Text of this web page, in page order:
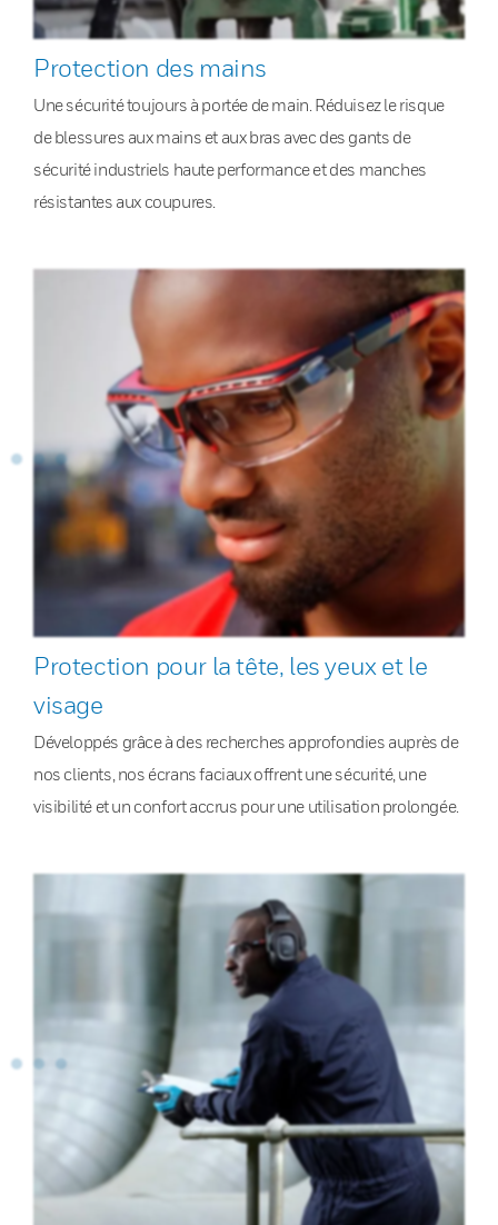
Protection des mains
Une sécurité toujours à portée de main. Réduisez le risque
de blessures aux mains et aux bras avec des gants de
sécurité industriels haute performance et des manches
résistantes aux coupures.
Protection pour la tête, les yeux et le
visage
Développés grâce à des recherches approfondies auprès de
nos clients, nos écrans faciaux offrent une sécurité, une
visibilité et un confort accrus pour une utilisation prolongée.